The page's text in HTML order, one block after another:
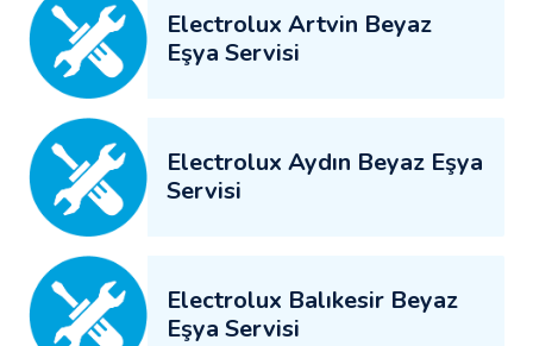
Electrolux Artvin Beyaz
Eşya Servisi
Electrolux Aydın Beyaz Eşya
Servisi
Electrolux Balıkesir Beyaz
Eşya Servisi